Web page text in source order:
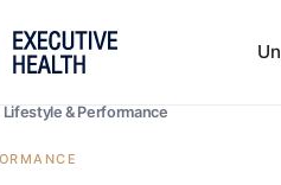
Lifestyle & Performance